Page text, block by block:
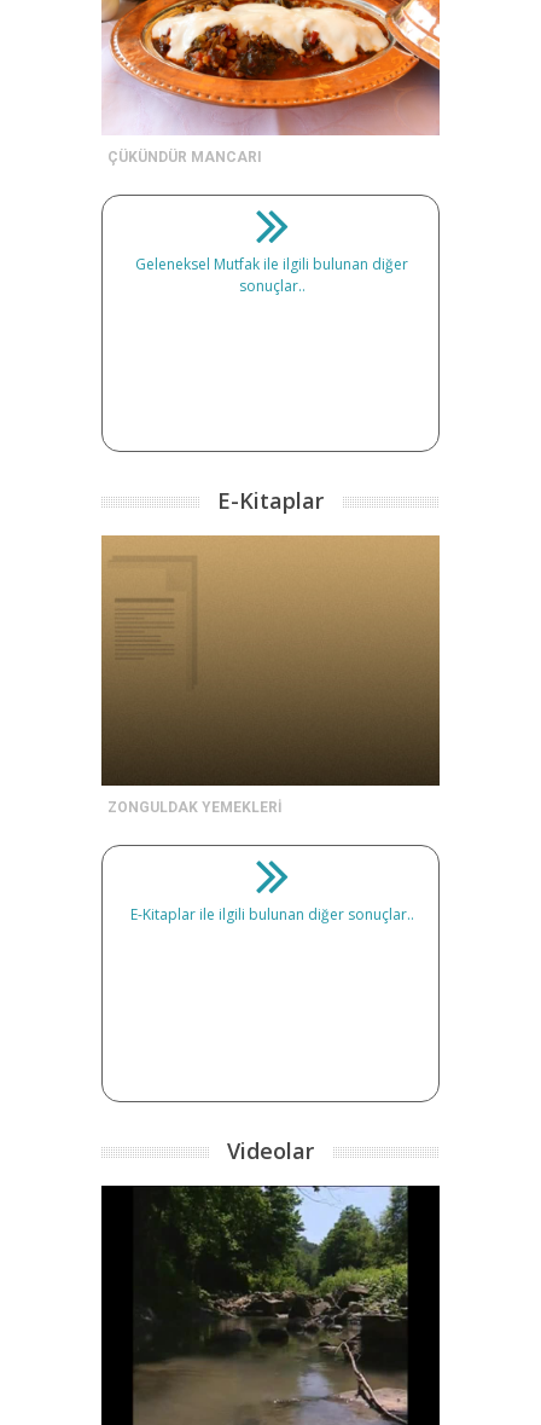
ÇÜKÜNDÜR MANCARI
Geleneksel Mutfak ile ilgili bulunan diğer
sonuçlar..
E-Kitaplar
ZONGULDAK YEMEKLERİ
E-Kitaplar ile ilgili bulunan diğer sonuçlar..
Videolar